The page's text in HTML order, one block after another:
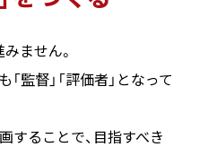
ません。
監督」「評価者」となって
することで、目指すべき